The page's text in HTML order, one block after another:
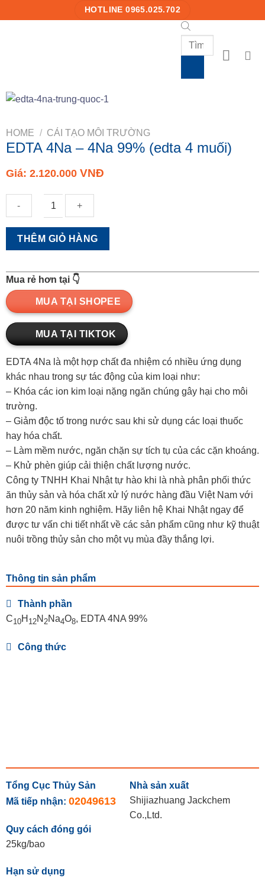
to
HOTLINE 0965.025.702
Products
search
HOME / CẢI TẠO MÔI TRƯỜNG
EDTA 4Na – 4Na 99% (edta 4 muối)
Giá: 2.120.000 VNĐ
EDTA
4Na
(edta
4
muối)
quantity
THÊM GIỎ HÀNG
Mua rẻ hơn tại 👇
MUA TẠI SHOPEE
MUA TẠI TIKTOK
EDTA 4Na là một hợp chất đa nhiệm có nhiều ứng dụng
khác nhau trong sự tác động của kim loại như:
– Khóa các ion kim loại nặng ngăn chúng gây hại cho môi
trường.
– Giảm độc tố trong nước sau khi sử dụng các loại thuốc
hay hóa chất.
– Làm mềm nước, ngăn chặn sự tích tụ của các cặn khoáng.
– Khử phèn giúp cải thiện chất lượng nước.
Công ty TNHH Khai Nhật tự hào khi là nhà phân phối thức
ăn thủy sản và hóa chất xử lý nước hàng đầu Việt Nam với
hơn 20 năm kinh nghiệm. Hãy liên hệ Khai Nhật ngay để
được tư vấn chi tiết nhất về các sản phẩm cũng như kỹ thuật
nuôi trồng thủy sản cho một vụ mùa đầy thắng lợi.
Thông tin sản phẩm
Thành phần
C10H 12N 2Na4O8, EDTA 4NA 99%
Công thức
Tổng Cục Thủy Sản
Mã tiếp nhận: 02049613
Quy cách đóng gói
25kg/bao
Nhà sản xuất
Shijiazhuang Jackchem
Co.,Ltd.
Hạn sử dụng